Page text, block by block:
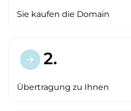
Sie kaufen die Domain
arrow_forward 2.
Übertragung zu Ihnen